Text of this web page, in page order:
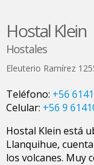
Hostal Klein
Hostales
Eleuterio Ramírez
Teléfono: +56
Celular: +56 9
Hostal Klein está
Llanquihue,
los volcanes. Muy